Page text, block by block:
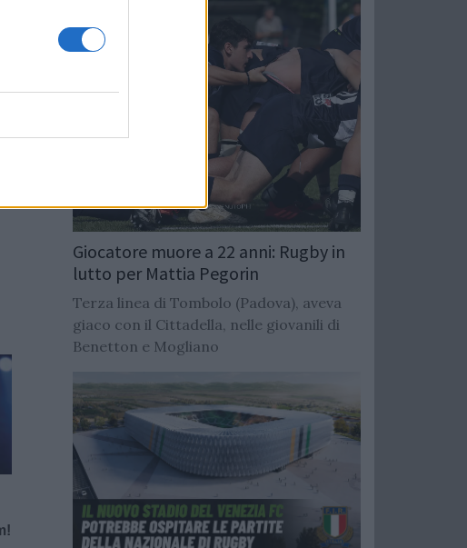
Giocatore muore a 22 anni: Rugby in
lutto per Mattia Pegorin
Terza linea di Tombolo (Padova), aveva
giaco con il Cittadella, nelle giovanili di
Benetton e Mogliano